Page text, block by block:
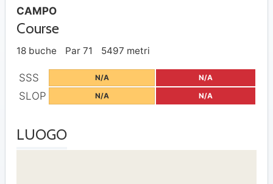
CAMPO
Course
18 buche Par 71 5497 metri
SSS N/A N/A
SLOP N/A N/A
LUOGO